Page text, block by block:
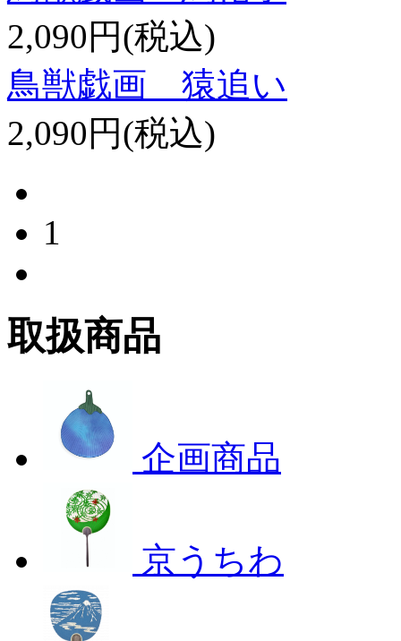
2,090円(税込)
鳥獣戯画 猿追い
2,090円(税込)
1
取扱商品
企画商品
京うちわ